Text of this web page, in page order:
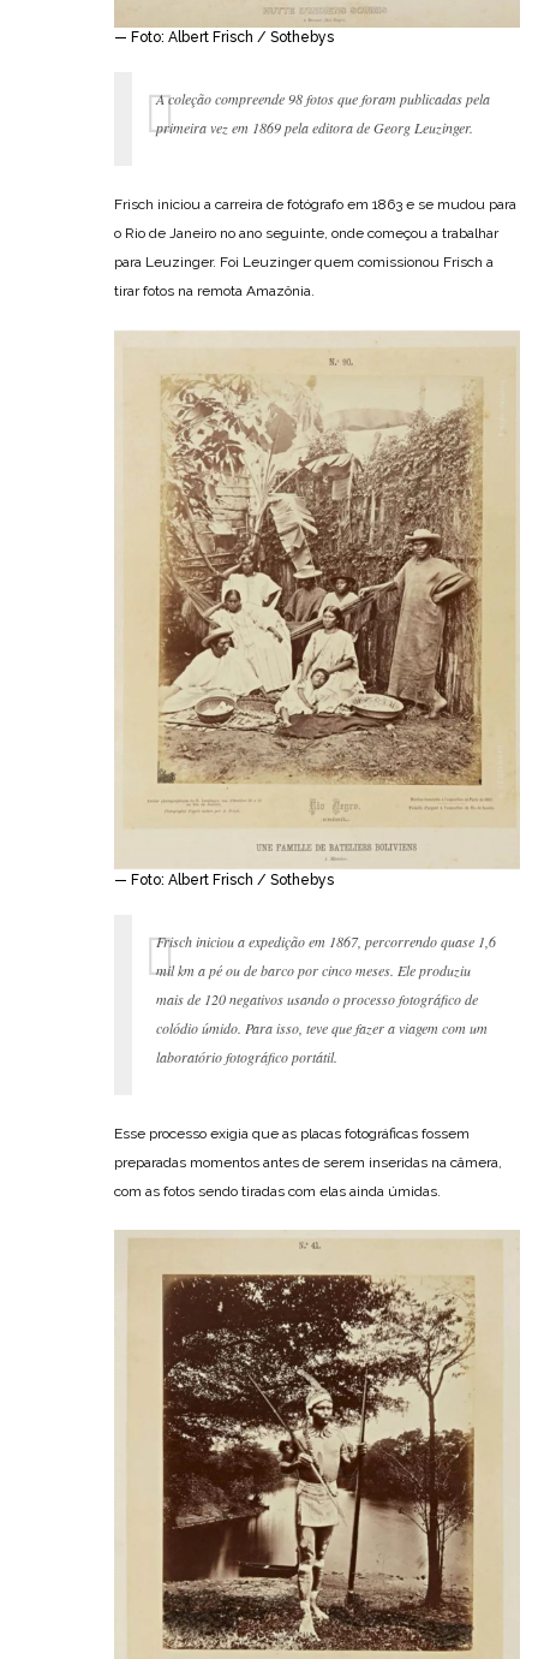
— Foto: Albert Frisch / Sothebys
A coleção compreende 98 fotos que foram publicadas pela
primeira vez em 1869 pela editora de Georg Leuzinger.
Frisch iniciou a carreira de fotógrafo em 1863 e se mudou para
o Rio de Janeiro no ano seguinte, onde começou a trabalhar
para Leuzinger. Foi Leuzinger quem comissionou Frisch a
tirar fotos na remota Amazônia.
— Foto: Albert Frisch / Sothebys
Frisch iniciou a expedição em 1867, percorrendo quase 1,6
mil km a pé ou de barco por cinco meses. Ele produziu
mais de 120 negativos usando o processo fotográfico de
colódio úmido. Para isso, teve que fazer a viagem com um
laboratório fotográfico portátil.
Esse processo exigia que as placas fotográficas fossem
preparadas momentos antes de serem inseridas na câmera,
com as fotos sendo tiradas com elas ainda úmidas.